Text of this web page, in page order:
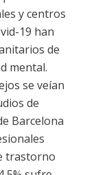
y centros
19 han
de
mental.
se veían
de
Barcelona
trastorno